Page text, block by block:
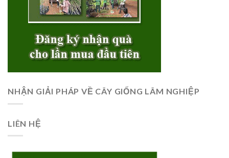
NHẬN GIẢI PHÁP VỀ CÂY GIỐNG LÂM NGHIỆP
LIÊN HỆ